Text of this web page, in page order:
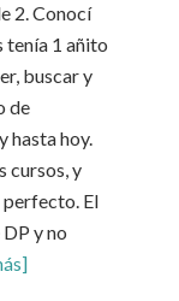
2. Conocí
tenía 1 añito
buscar y
de
hasta hoy.
cursos, y
perfecto. El
y no